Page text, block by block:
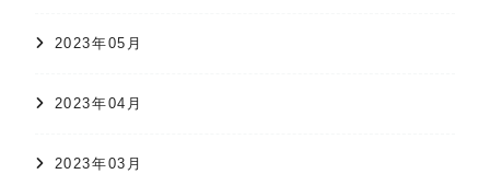
2023年05月
2023年04月
2023年03月